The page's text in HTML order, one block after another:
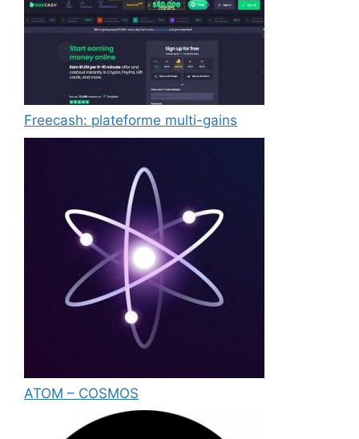
Freecash: plateforme multi-gains
ATOM – COSMOS